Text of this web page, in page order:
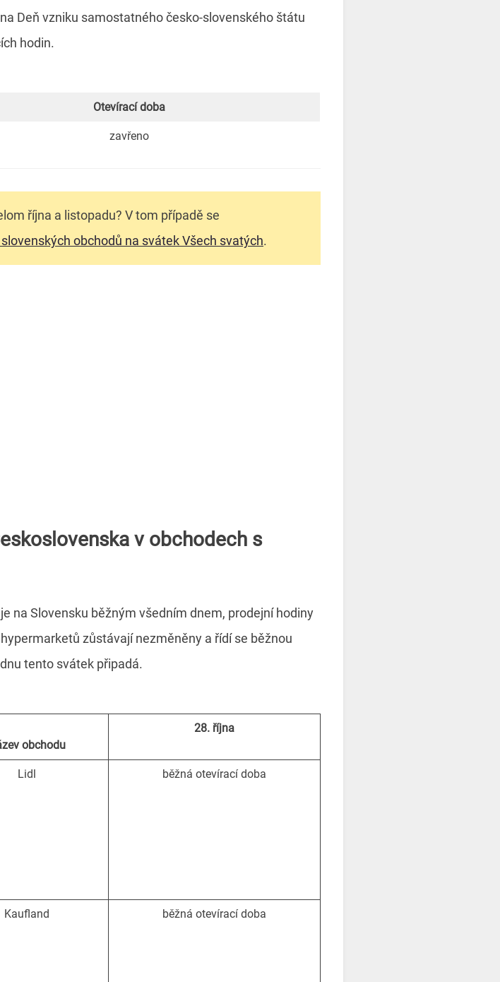
Deň vzniku samostatného česko-slovenského štátu
hodin.
Otevírací doba
zavřeno
října a listopadu? V tom případě se
obchodů na svátek Všech svatých.
v obchodech s
na Slovensku běžným všedním dnem, prodejní hodiny
zůstávají nezměněny a řídí se běžnou
tento svátek připadá.
obchodu
28. října
Lidl běžná otevírací doba
Kaufland běžná otevírací doba